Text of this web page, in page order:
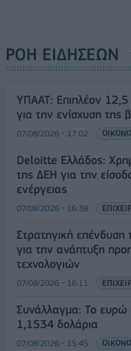
ΡΟΗ ΕΙΔΗΣΕΩΝ
ΥΠΑΑΤ: Επιπλέον 12,5
για την ενίσχυση της
07/08/2026 - 17:02
Deloitte Ελλάδος:
της ΔΕΗ για την
ενέργειας
07/08/2026 - 16:38
Στρατηγική επένδυση
για την ανάπτυξη
τεχνολογιών
07/08/2026 - 16:11
Συνάλλαγμα: Το ευρώ
1,1534 δολάρια
07/08/2026 - 15:45